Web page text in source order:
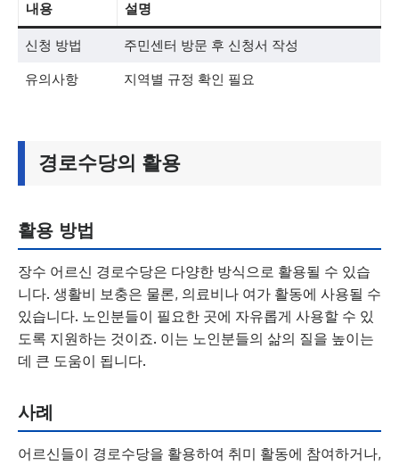
내용 설명
신청 방법 주민센터 방문 후 신청서 작성
유의사항 지역별 규정 확인 필요
경로수당의 활용
활용 방법
장수 어르신 경로수당은 다양한 방식으로 활용될 수 있습
니다. 생활비 보충은 물론, 의료비나 여가 활동에 사용될 수
있습니다. 노인분들이 필요한 곳에 자유롭게 사용할 수 있
도록 지원하는 것이죠. 이는 노인분들의 삶의 질을 높이는
데 큰 도움이 됩니다.
사례
어르신들이 경로수당을 활용하여 취미 활동에 참여하거나,